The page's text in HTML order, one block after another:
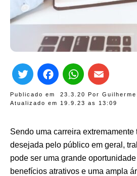
Publicado em 23.3.20 Por Guilherme
Atualizado em 19.9.23 as 13:09
TwitterFacebook
Sendo uma carreira
desejada pelo público em geral,
pode ser uma grande
benefícios atrativos e uma ampla